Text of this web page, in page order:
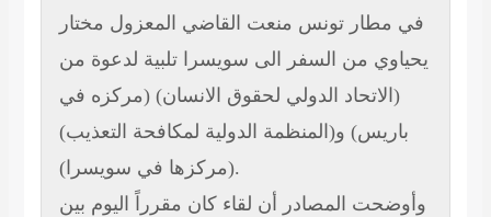
في مطار تونس منعت القاضي المعزول مختار
يحياوي من السفر الى سويسرا تلبية لدعوة من
(الاتحاد الدولي لحقوق الانسان) (مركزه في
باريس) و(المنظمة الدولية لمكافحة التعذيب)
(مركزها في سويسرا).
وأوضحت المصادر أن لقاء كان مقرراً اليوم بين